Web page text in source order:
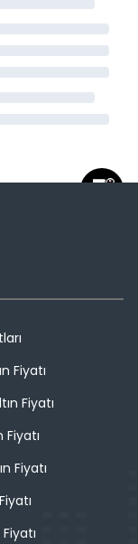
Fiyatı
Fiyatı
Fiyatı
Fiyatı